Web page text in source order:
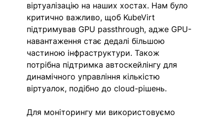
віртуалізацію на наших хостах. Нам було
критично важливо, щоб KubeVirt
підтримував GPU passthrough, адже GPU-
навантаження стає дедалі більшою
частиною інфраструктури. Також
потрібна підтримка автоскейлінгу для
динамічного управління кількістю
віртуалок, подібно до cloud-рішень.
Для моніторингу ми використовуємо